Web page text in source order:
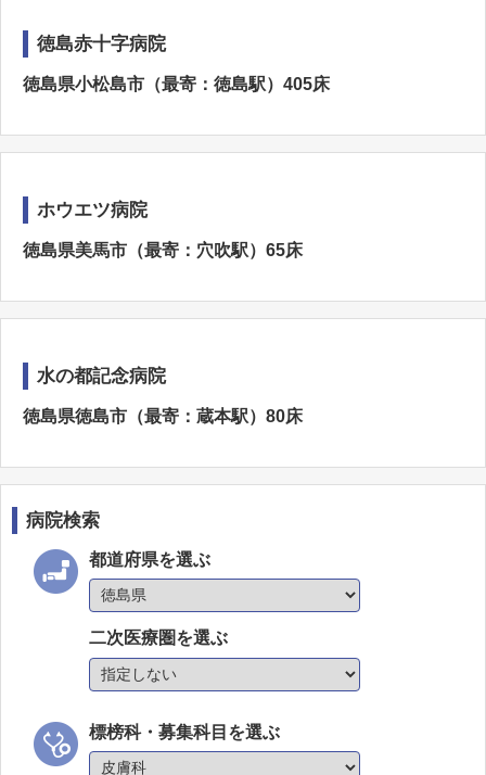
徳島赤十字病院
徳島県小松島市（最寄：徳島駅）405床
ホウエツ病院
徳島県美馬市（最寄：穴吹駅）65床
水の都記念病院
徳島県徳島市（最寄：蔵本駅）80床
病院検索
都道府県を選ぶ
二次医療圏を選ぶ
標榜科・募集科目を選ぶ